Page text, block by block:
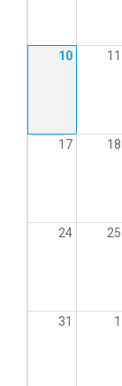
10 11
17 18
24 25
31 1